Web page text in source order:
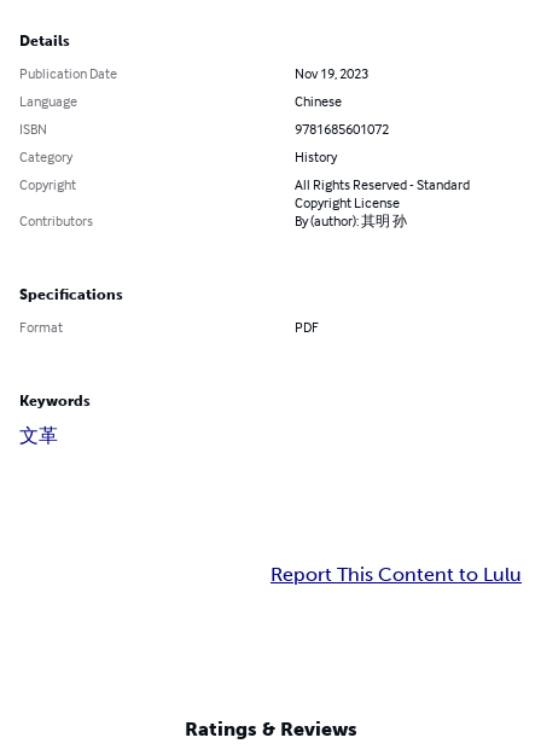
Details
Publication Date
Nov 19, 2023
Language
Chinese
ISBN
9781685601072
Category
History
Copyright
All Rights Reserved - Standard
Copyright License
Contributors
By (author): 其明 孙
Specifications
Format PDF
Keywords
文革
Report This Content to Lulu
Ratings & Reviews